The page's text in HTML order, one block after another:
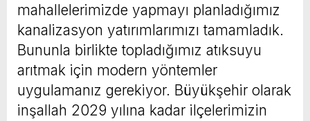
mahallelerimizde yapmayı planladığımız
kanalizasyon yatırımlarımızı tamamladık.
Bununla birlikte topladığımız atıksuyu
arıtmak için modern yöntemler
uygulamanız gerekiyor. Büyükşehir olarak
inşallah 2029 yılına kadar ilçelerimizin